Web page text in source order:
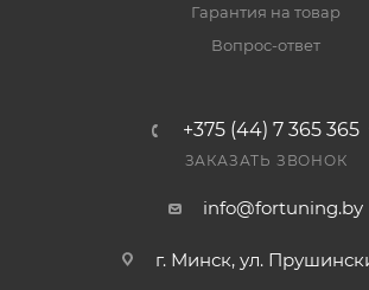
Гарантия на товар
Вопрос-ответ
+375 (44) 7 365 365
ЗАКАЗАТЬ ЗВОНОК
info@fortuning.by
г. Минск, ул.